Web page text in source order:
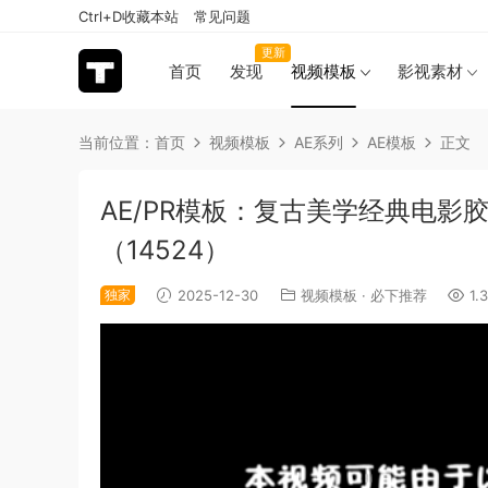
首页 发现
更新
视频模板 影视素材
Ctrl+D收藏本站 常见问题
当前位置： 首页 视频模板 AE系列 AE模板 正文
AE/PR模板：复古美学经典电影
（14524）
独家 2025-12-30 视频模板 · 必下推荐